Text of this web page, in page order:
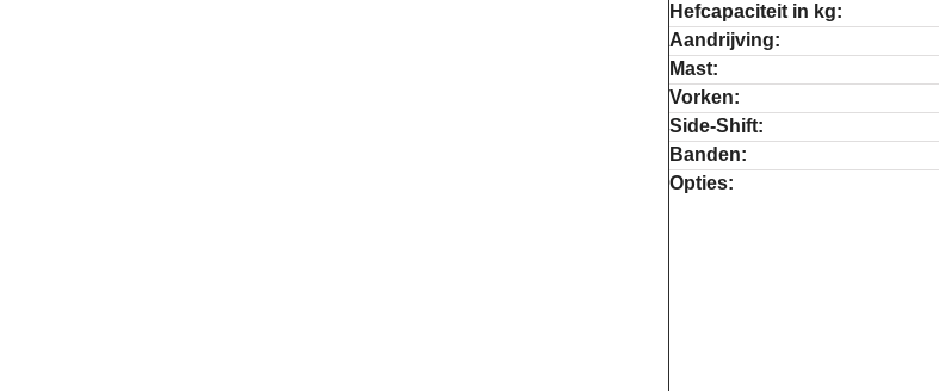
Hefcapaciteit in kg:
Aandrijving:
Mast:
Vorken:
Side-Shift:
Banden:
Opties: